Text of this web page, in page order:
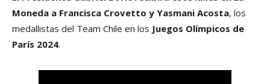
Moneda a Francisca Crovetto y Yasmani Acosta, los
medallistas del Team Chile en los Juegos Olímpicos de
París 2024.